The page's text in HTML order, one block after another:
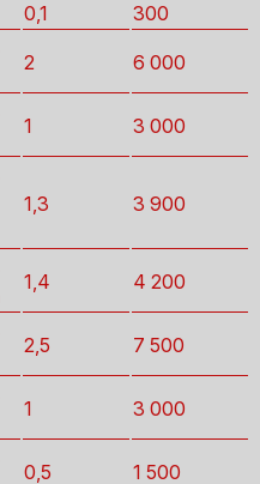
0,1
300
2 6 000
1 3 000
1,3 3 900
1,4 4 200
2,5 7 500
1 3 000
0,5 1 500